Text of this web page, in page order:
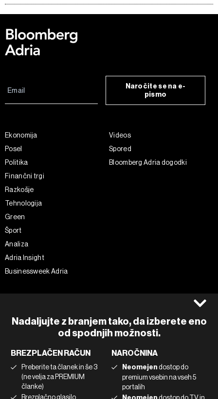
Nadaljujte z branjem tako, da izberete eno
od spodnjih možnosti.
BREZPLAČEN RAČUN
Preberite ta članek in še 3
(ne velja za PREMIUM
članke)
Brezplačno glasilo
NAROČNINA
Neomejendostop do
premium vsebin na vseh 5
portalih
Naročite se na e-
pismo
Ekonomija
Posel
Politika
Finančni trgi
Razkošje
Tehnologija
Green
Šport
Analiza
Adria Insight
Businessweek Adria
Videos
Spored
Bloomberg Adria dogodki
Piškotki
Marketing
Uporaba umetne inteligence
Instagram
Linkedin
Tiktok